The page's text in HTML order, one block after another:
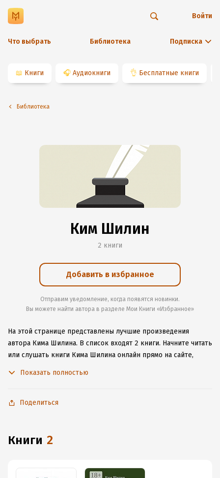
Что выбрать Библиотека Подписка
Войти
📖 Книги 🎧 Аудиокниги 👌 Бесплатные книги
Библиотека
Ким Шилин
2 книги
Добавить в избранное
Отправим уведомление, когда появятся новинки.
Вы можете найти автора в разделе Мои Книги «Избранное»
На этой странице представлены лучшие произведения
автора Кима Шилина. В список входят 2 книги. Начните читать
или слушать книги Кима Шилина онлайн прямо на сайте,
Показать полностью
Поделиться
книги 2